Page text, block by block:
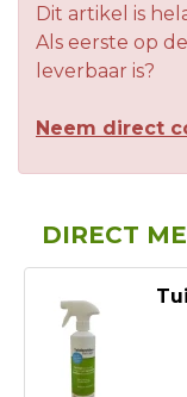
Dit artikel is
Als eerste op
leverbaar is?
Neem direct
DIRECT